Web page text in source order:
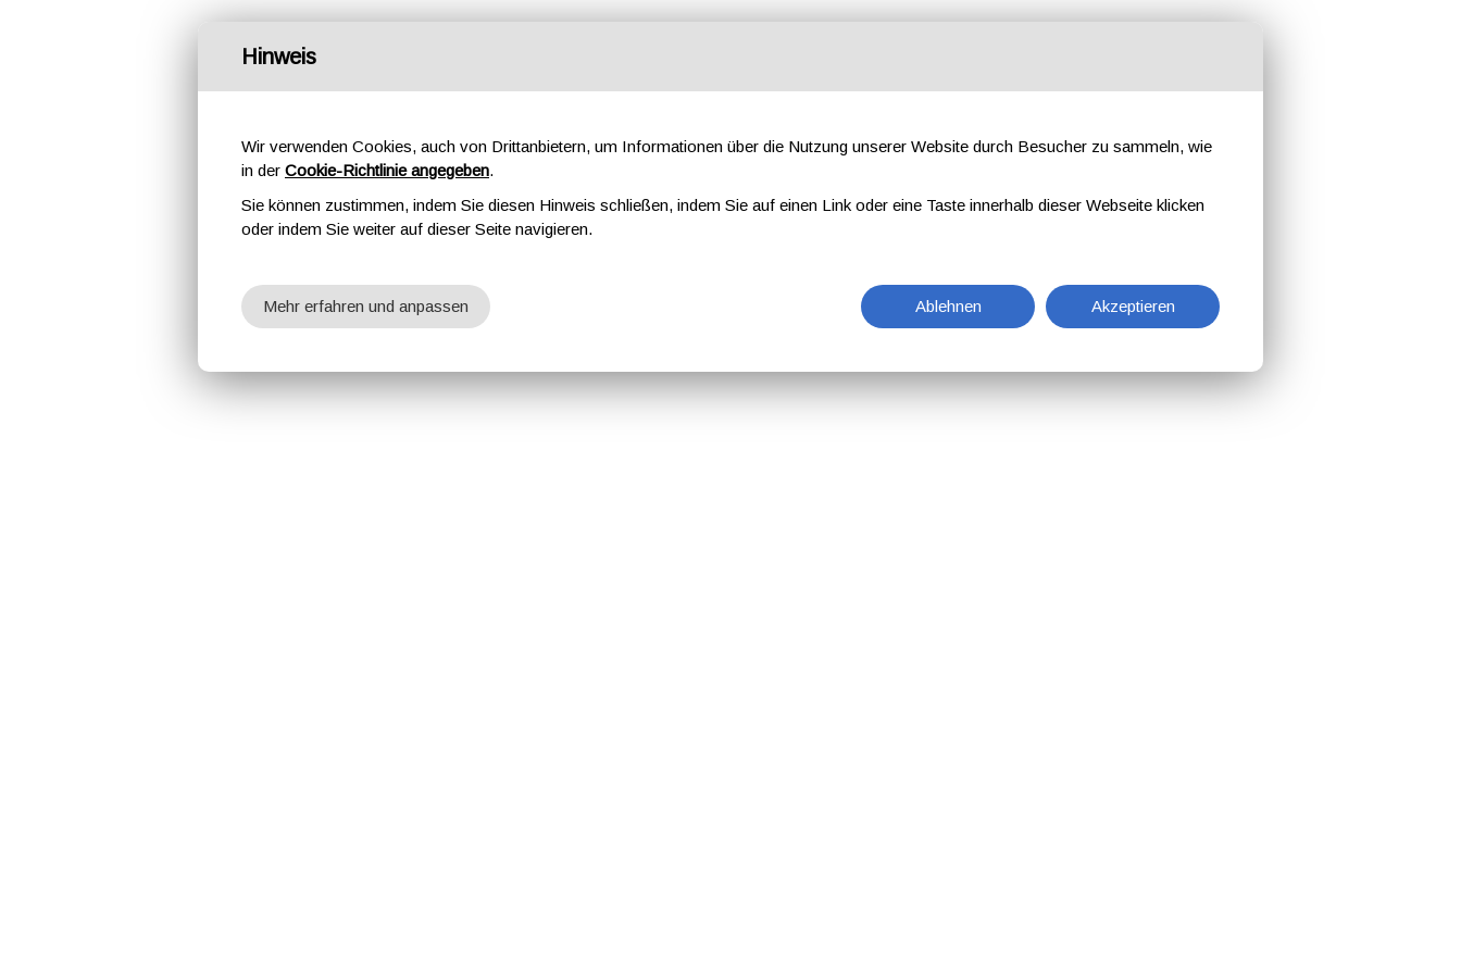
Hinweis
Wir verwenden Cookies, auch von Drittanbietern, um Informationen über die Nutzung unserer Website durch Besucher zu sammeln, wie
in der Cookie-Richtlinie angegeben.
Sie können zustimmen, indem Sie diesen Hinweis schließen, indem Sie auf einen Link oder eine Taste innerhalb dieser Webseite klicken
oder indem Sie weiter auf dieser Seite navigieren.
Ablehnen Akzeptieren
Mehr erfahren und anpassen